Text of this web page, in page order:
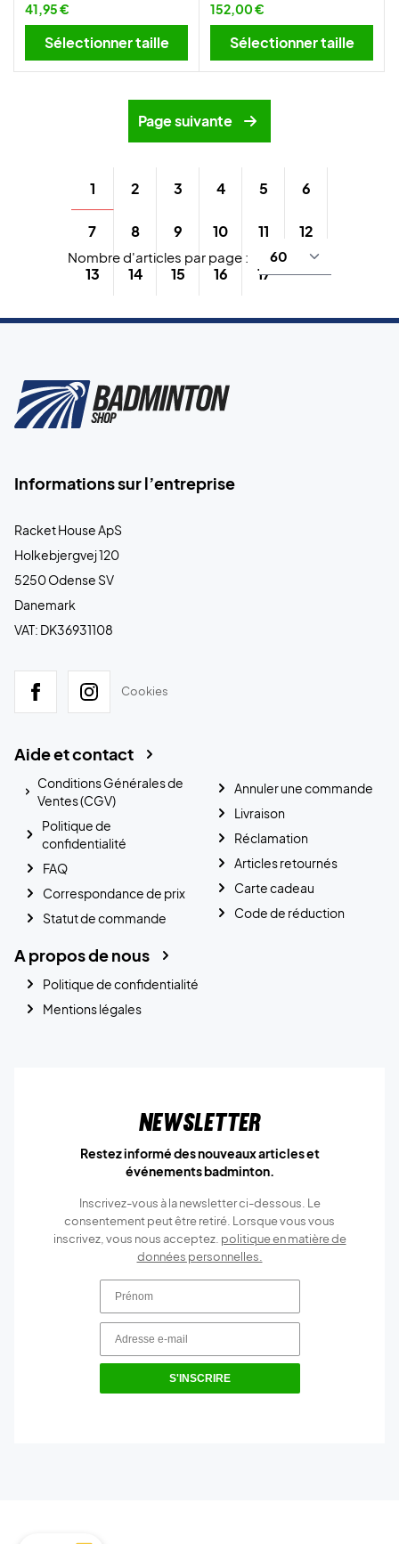
41,95 €
Sélectionner taille
152,00 €
Sélectionner taille
Page suivante
1 2 3 4 5 6
7 8 9 10 11 12
13 14 15 16 17
Nombre d'articles par page :
Informations sur l’entreprise
Racket House ApS
Holkebjergvej 120
5250 Odense SV
Danemark
VAT: DK36931108
Cookies
Aide et contact
Conditions Générales de
Ventes (CGV)
Politique de
confidentialité
FAQ
Correspondance de prix
Statut de commande
Annuler une commande
Livraison
Réclamation
Articles retournés
Carte cadeau
Code de réduction
A propos de nous
Politique de confidentialité
Mentions légales
Newsletter
Restez informé des nouveaux articles et
événements badminton.
Inscrivez-vous à la newsletter ci-dessous. Le
consentement peut être retiré. Lorsque vous vous
inscrivez, vous nous acceptez. politique en matière de
données personnelles.
S'INSCRIRE